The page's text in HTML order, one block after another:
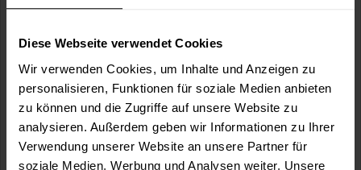
Diese Webseite verwendet Cookies
Wir verwenden Cookies, um Inhalte und Anzeigen zu
personalisieren, Funktionen für soziale Medien anbieten
zu können und die Zugriffe auf unsere Website zu
analysieren. Außerdem geben wir Informationen zu Ihrer
Verwendung unserer Website an unsere Partner für
soziale Medien, Werbung und Analysen weiter. Unsere
0,5 Liter 60,98 € / 1 Liter
1 Liter 53,49 €
53,49 € / 1 Liter
1 weitere